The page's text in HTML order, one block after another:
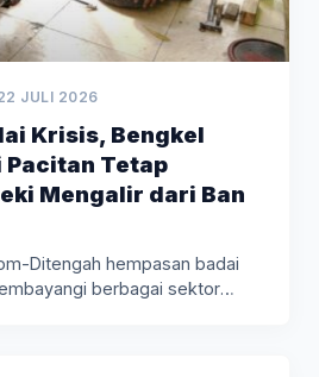
JULI 2026
Krisis, Bengkel
Pacitan Tetap
Mengalir dari Ban
Ditengah hempasan badai
berbagai sektor